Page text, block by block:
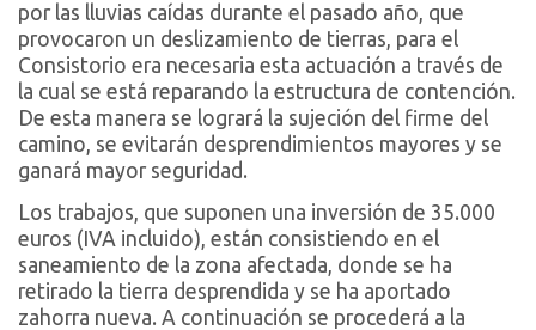
por las lluvias caídas durante el pasado año, que
provocaron un deslizamiento de tierras, para el
Consistorio era necesaria esta actuación a través de
la cual se está reparando la estructura de contención.
De esta manera se logrará la sujeción del firme del
camino, se evitarán desprendimientos mayores y se
ganará mayor seguridad.
Los trabajos, que suponen una inversión de 35.000
euros (IVA incluido), están consistiendo en el
saneamiento de la zona afectada, donde se ha
retirado la tierra desprendida y se ha aportado
zahorra nueva. A continuación se procederá a la